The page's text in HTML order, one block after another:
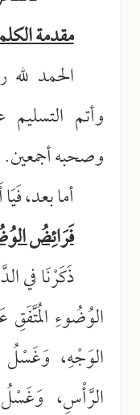
مقدمة
الحمد
وأتم
وصحبه أجمعين.
أما بعد،
فَرَائِضُ
ذَكَرْنَا في
الوُضُوءِ
الوَجْهِ، وَغَسْلُ
الرَّأْسِ، وَغَسْلُ